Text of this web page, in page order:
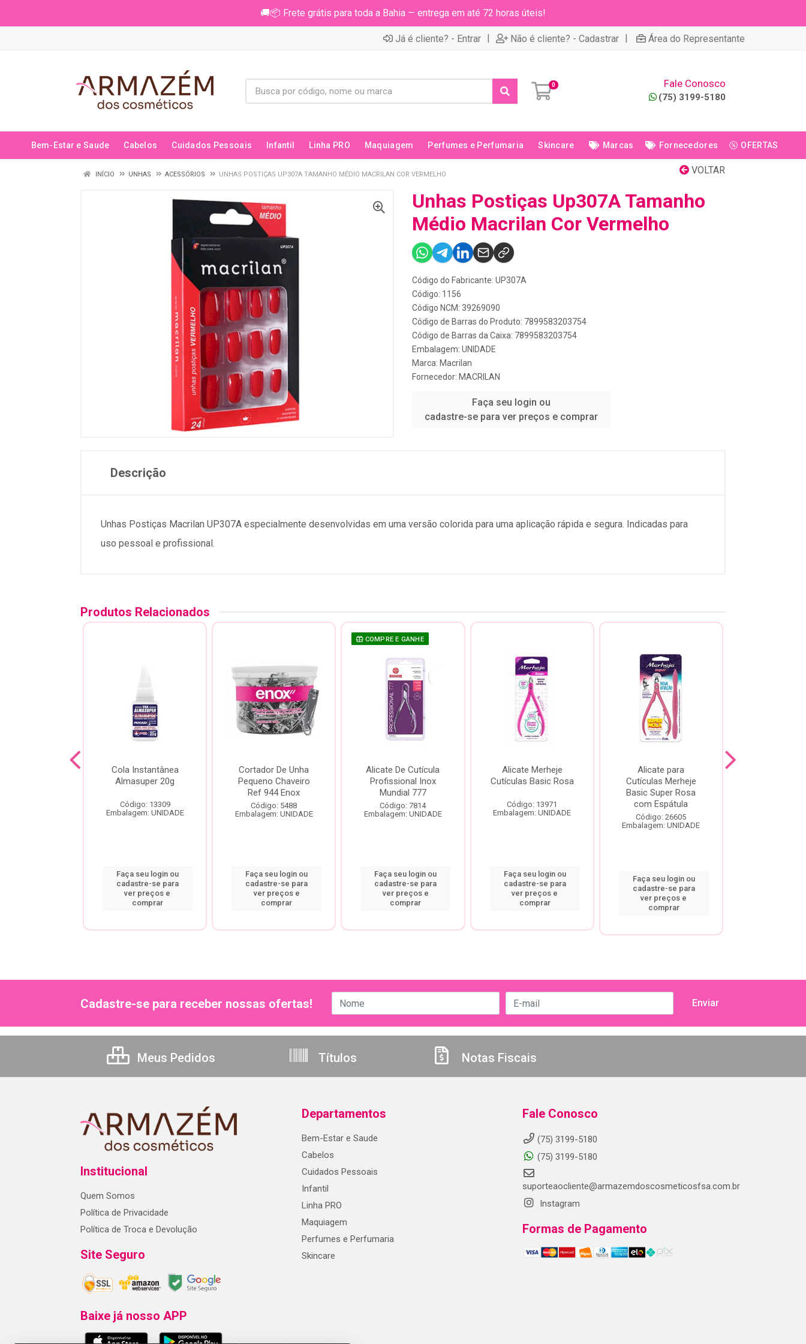
🚚📦 Frete grátis para toda a Bahia — entrega em até 72 horas úteis!
Já é cliente? - Entrar | Não é cliente? - Cadastrar | Área do Representante
0 Fale Conosco
(75) 3199-5180
Bem-Estar e Saude Cabelos Cuidados Pessoais Infantil Linha PRO Maquiagem Perfumes e Perfumaria Skincare Marcas Fornecedores OFERTAS
VOLTAR
INÍCIO UNHAS ACESSÓRIOS UNHAS POSTIÇAS UP307A TAMANHO MÉDIO MACRILAN COR VERMELHO
Unhas Postiças Up307A Tamanho
Médio Macrilan Cor Vermelho
Código do Fabricante: UP307A
Código: 1156
Código NCM: 39269090
Código de Barras do Produto: 7899583203754
Código de Barras da Caixa: 7899583203754
Embalagem: UNIDADE
Marca: Macrilan
Fornecedor: MACRILAN
Faça seu login ou
cadastre-se para ver preços e comprar
Descrição
Unhas Postiças Macrilan UP307A especialmente desenvolvidas em uma versão colorida para uma aplicação rápida e segura. Indicadas para
uso pessoal e profissional.
Produtos Relacionados
Cola Instantânea
Almasuper 20g
Código: 13309
Embalagem: UNIDADE
Faça seu login ou
cadastre-se para
ver preços e
comprar
Cortador De Unha
Pequeno Chaveiro
Ref 944 Enox
Código: 5488
Embalagem: UNIDADE
Faça seu login ou
cadastre-se para
ver preços e
comprar
COMPRE E GANHE
Alicate De Cutícula
Profissional Inox
Mundial 777
Código: 7814
Embalagem: UNIDADE
Faça seu login ou
cadastre-se para
ver preços e
comprar
Alicate Merheje
Cutículas Basic Rosa
Código: 13971
Embalagem: UNIDADE
Faça seu login ou
cadastre-se para
ver preços e
comprar
Alicate para
Cutículas Merheje
Basic Super Rosa
com Espátula
Código: 26605
Embalagem: UNIDADE
Faça seu login ou
cadastre-se para
ver preços e
comprar
Cadastre-se para receber nossas ofertas!
Meus Pedidos Títulos Notas Fiscais
Institucional
Quem Somos
Política de Privacidade
Política de Troca e Devolução
Site Seguro
Baixe já nosso APP
Departamentos
Bem-Estar e Saude
Cabelos
Cuidados Pessoais
Infantil
Linha PRO
Maquiagem
Perfumes e Perfumaria
Skincare
Fale Conosco
(75) 3199-5180
(75) 3199-5180
suporteaocliente@armazemdoscosmeticosfsa.com.br
Instagram
Formas de Pagamento